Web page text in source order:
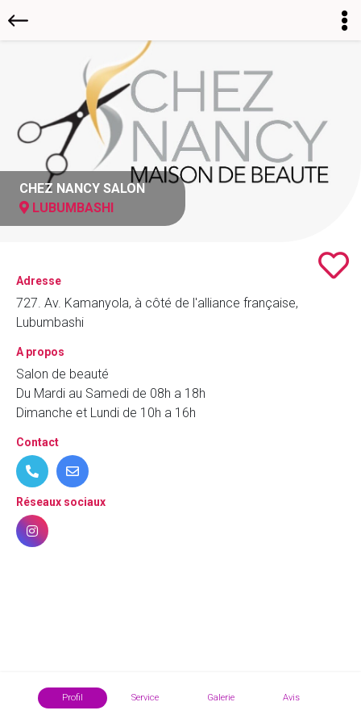
CHEZ NANCY SALON
LUBUMBASHI
Adresse
727. Av. Kamanyola, à côté de l'alliance française,
Lubumbashi
A propos
Salon de beauté
Du Mardi au Samedi de 08h a 18h
Dimanche et Lundi de 10h a 16h
Contact
Réseaux sociaux
Profil Service Galerie Avis